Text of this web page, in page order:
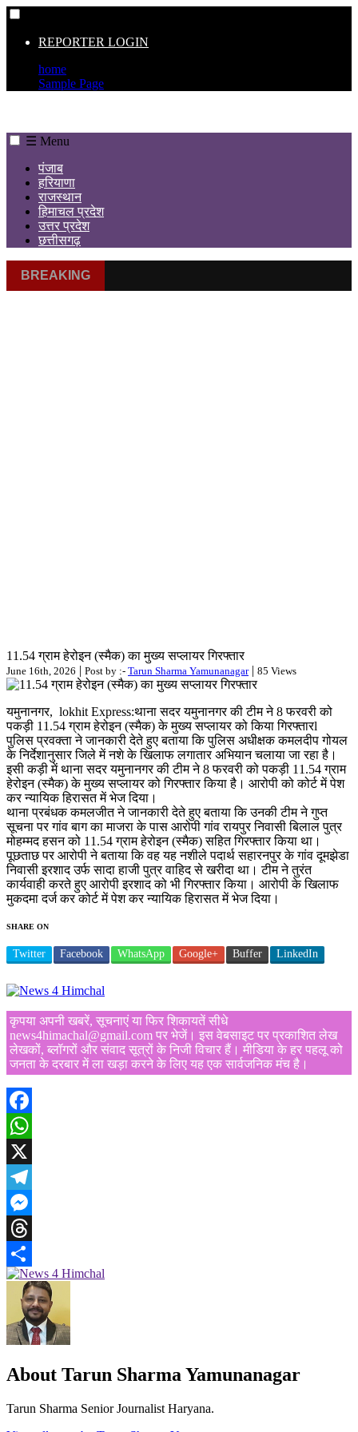
REPORTER LOGIN
home
Sample Page
☰ Menu
पंजाब
हरियाणा
राजस्थान
हिमाचल प्रदेश
उत्तर प्रदेश
छत्तीसगढ़
BREAKING
11.54 ग्राम हेरोइन (स्मैक) का मुख्य सप्लायर गिरफ्तार
June 16th, 2026 | Post by :- Tarun Sharma Yamunanagar| 85 Views
यमुनानगर, lokhit Express:थाना सदर यमुनानगर की टीम ने 8 फरवरी को
पकड़ी 11.54 ग्राम हेरोइन (स्मैक) के मुख्य सप्लायर को किया गिरफ्तारl
पुलिस प्रवक्ता ने जानकारी देते हुए बताया कि पुलिस अधीक्षक कमलदीप गोयल
के निर्देशानुसार जिले में नशे के खिलाफ लगातार अभियान चलाया जा रहा है।
इसी कड़ी में थाना सदर यमुनानगर की टीम ने 8 फरवरी को पकड़ी 11.54 ग्राम
हेरोइन (स्मैक) के मुख्य सप्लायर को गिरफ्तार किया है। आरोपी को कोर्ट में पेश
कर न्यायिक हिरासत में भेज दिया।
थाना प्रबंधक कमलजीत ने जानकारी देते हुए बताया कि उनकी टीम ने गुप्त
सूचना पर गांव बाग का माजरा के पास आरोपी गांव रायपुर निवासी बिलाल पुत्र
मोहम्मद हसन को 11.54 ग्राम हेरोइन (स्मैक) सहित गिरफ्तार किया था।
पूछताछ पर आरोपी ने बताया कि वह यह नशीले पदार्थ सहारनपुर के गांव दूमझेडा
निवासी इरशाद उर्फ सादा हाजी पुत्र वाहिद से खरीदा था। टीम ने तुरंत
कार्यवाही करते हुए आरोपी इरशाद को भी गिरफ्तार किया। आरोपी के खिलाफ
मुकदमा दर्ज कर कोर्ट में पेश कर न्यायिक हिरासत में भेज दिया।
SHARE ON
Twitter Facebook WhatsApp Google+ Buffer LinkedIn
कृपया अपनी खबरें, सूचनाएं या फिर शिकायतें सीधे
news4himachal@gmail.com पर भेजें। इस वेबसाइट पर प्रकाशित लेख
लेखकों, ब्लॉगरों और संवाद सूत्रों के निजी विचार हैं। मीडिया के हर पहलू को
जनता के दरबार में ला खड़ा करने के लिए यह एक सार्वजनिक मंच है।
Facebook
WhatsApp
X
Telegram
Messenger
Threads
Share
About Tarun Sharma Yamunanagar
Tarun Sharma Senior Journalist Haryana.